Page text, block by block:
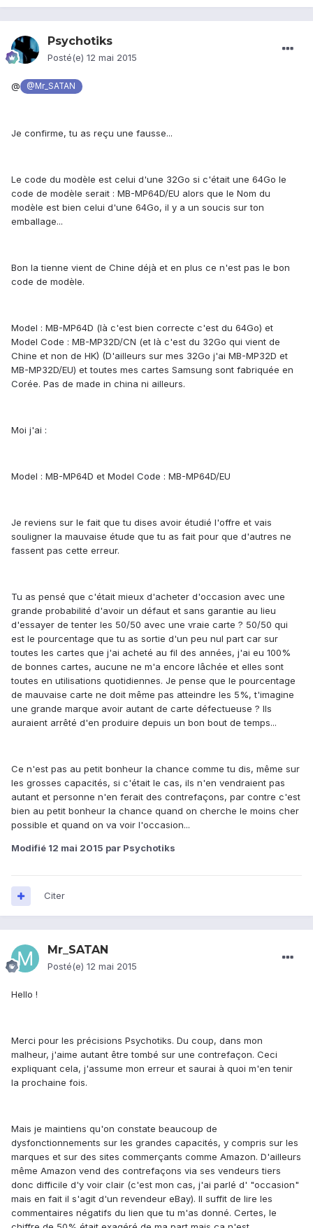
Psychotiks
Posté(e) 12 mai 2015
@ @Mr_SATAN
Je confirme, tu as reçu une fausse...
Le code du modèle est celui d'une 32Go si c'était une 64Go le
code de modèle serait : MB-MP64D/EU alors que le Nom du
modèle est bien celui d'une 64Go, il y a un soucis sur ton
emballage...
Bon la tienne vient de Chine déjà et en plus ce n'est pas le bon
code de modèle.
Model : MB-MP64D (là c'est bien correcte c'est du 64Go) et
Model Code : MB-MP32D/CN (et là c'est du 32Go qui vient de
Chine et non de HK) (D'ailleurs sur mes 32Go j'ai MB-MP32D et
MB-MP32D/EU) et toutes mes cartes Samsung sont fabriquée en
Corée. Pas de made in china ni ailleurs.
Moi j'ai :
Model : MB-MP64D et Model Code : MB-MP64D/EU
Je reviens sur le fait que tu dises avoir étudié l'offre et vais
souligner la mauvaise étude que tu as fait pour que d'autres ne
fassent pas cette erreur.
Tu as pensé que c'était mieux d'acheter d'occasion avec une
grande probabilité d'avoir un défaut et sans garantie au lieu
d'essayer de tenter les 50/50 avec une vraie carte ? 50/50 qui
est le pourcentage que tu as sortie d'un peu nul part car sur
toutes les cartes que j'ai acheté au fil des années, j'ai eu 100%
de bonnes cartes, aucune ne m'a encore lâchée et elles sont
toutes en utilisations quotidiennes. Je pense que le pourcentage
de mauvaise carte ne doit même pas atteindre les 5%, t'imagine
une grande marque avoir autant de carte défectueuse ? Ils
auraient arrêté d'en produire depuis un bon bout de temps...
Ce n'est pas au petit bonheur la chance comme tu dis, même sur
les grosses capacités, si c'était le cas, ils n'en vendraient pas
autant et personne n'en ferait des contrefaçons, par contre c'est
bien au petit bonheur la chance quand on cherche le moins cher
possible et quand on va voir l'occasion...
Modifié 12 mai 2015 par Psychotiks
Citer
Mr_SATAN
Posté(e) 12 mai 2015
Hello !
Merci pour les précisions Psychotiks. Du coup, dans mon
malheur, j'aime autant être tombé sur une contrefaçon. Ceci
expliquant cela, j'assume mon erreur et saurai à quoi m'en tenir
la prochaine fois.
Mais je maintiens qu'on constate beaucoup de
dysfonctionnements sur les grandes capacités, y compris sur les
marques et sur des sites commerçants comme Amazon. D'ailleurs
même Amazon vend des contrefaçons via ses vendeurs tiers
donc difficile d'y voir clair (c'est mon cas, j'ai parlé d' "occasion"
mais en fait il s'agit d'un revendeur eBay). Il suffit de lire les
commentaires négatifs du lien que tu m'as donné. Certes, le